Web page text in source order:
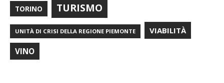
TORINO TURISMO
UNITÀ DI CRISI DELLA REGIONE PIEMONTE VIABILITÀ
VINO